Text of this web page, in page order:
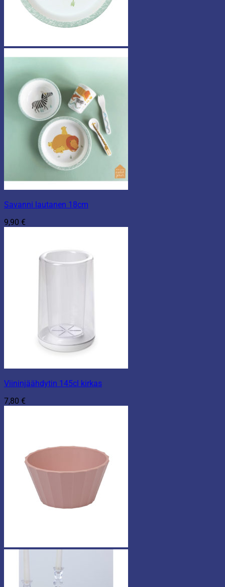
Savanni lautanen 18cm
9,90 €
Viininjäähdytin 145cl kirkas
7,80 €